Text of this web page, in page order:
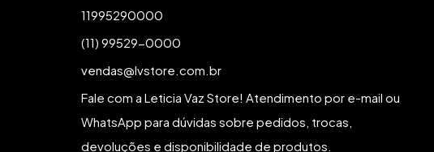
11995290000
(11) 99529-0000
vendas@lvstore.com.br
Fale com a Leticia Vaz Store! Atendimento por e-mail ou
WhatsApp para dúvidas sobre pedidos, trocas,
devoluções e disponibilidade de produtos.